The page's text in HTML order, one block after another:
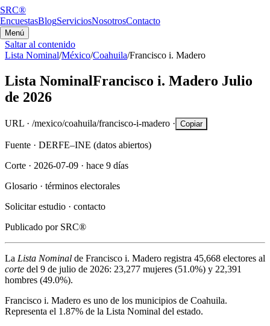
SRC®
EncuestasBlogServiciosNosotrosContacto
Menú
Saltar al contenido
Lista Nominal/México/Coahuila/Francisco i. Madero
Lista NominalFrancisco i. Madero Julio
de 2026
URL · /mexico/coahuila/francisco-i-madero · Copiar
Fuente · DERFE–INE (datos abiertos)
Corte · 2026-07-09 · hace 9 días
Glosario · términos electorales
Solicitar estudio · contacto
Publicado por SRC®
La Lista Nominal de Francisco i. Madero registra 45,668 electores al
corte del 9 de julio de 2026: 23,277 mujeres (51.0%) y 22,391
hombres (49.0%).
Francisco i. Madero es uno de los municipios de Coahuila.
Representa el 1.87% de la Lista Nominal del estado.